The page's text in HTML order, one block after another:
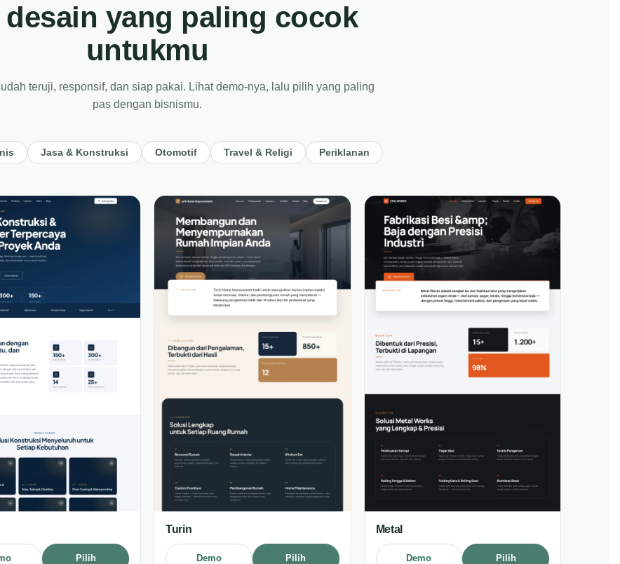
yang paling cocok
untukmu
teruji, responsif, dan siap pakai. Lihat demo-nya, lalu pilih yang paling
pas dengan bisnismu.
Jasa & Konstruksi Otomotif Travel & Religi Periklanan
Pilih
Turin
Demo Pilih
Metal
Demo Pilih